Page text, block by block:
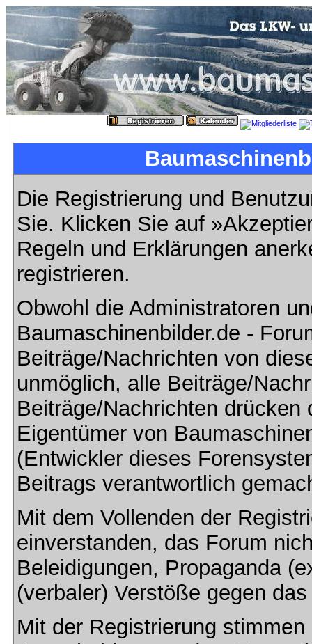
Die Registrierung und
Sie. Klicken Sie auf
Regeln und Erklärungen
registrieren.
Obwohl die Administratoren
Baumaschinenbilder.de -
Beiträge/Nachrichten von
unmöglich, alle Beiträge/
Beiträge/Nachrichten
Eigentümer von
(Entwickler dieses
Beitrags verantwortlich
Mit dem Vollenden der
einverstanden, das Forum
Beleidigungen, Propaganda
(verbaler) Verstöße gegen
Mit der Registrierung